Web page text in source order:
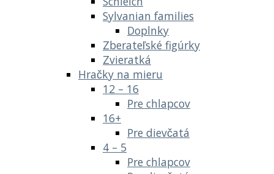
Sylvanian families
Doplnky
Zberateľské figúrky
Zvieratká
Hračky na mieru
12 – 16
Pre chlapcov
16+
Pre dievčatá
4 – 5
Pre chlapcov